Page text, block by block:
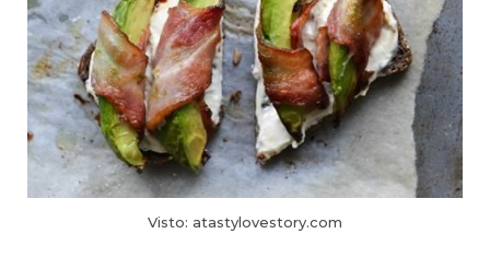
Visto: atastylovestory.com